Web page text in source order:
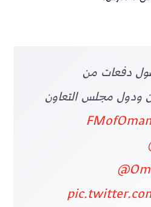
دفعات من
ودول مجلس التعاون